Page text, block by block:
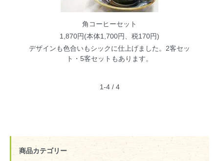
角コーヒーセット
1,870円(本体1,700円、税170円)
デザインも色合いもシックに仕上げました。2客セッ
ト・5客セットもあります。
1-4 / 4
商品カテゴリー